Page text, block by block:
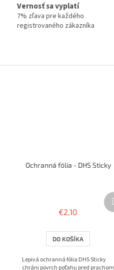
Vernosť sa vyplatí
7% zľava pre každého
registrovaného zákazníka
Ochranná fólia - DHS Sticky
€2,10
DO KOŠÍKA
Lepivá ochranná fólia DHS Sticky
chráni povrch poťahu pred prachom